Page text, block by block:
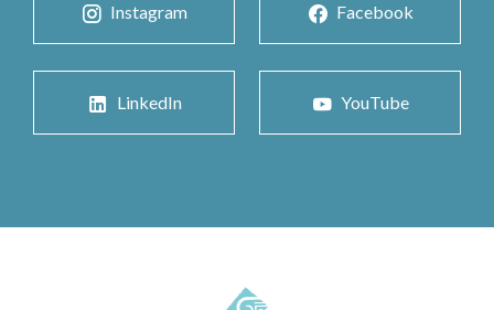
Instagram Facebook
LinkedIn YouTube